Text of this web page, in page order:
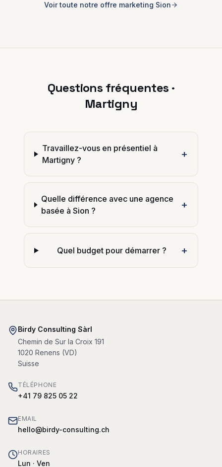
Voir toute notre offre marketing Sion
Questions fréquentes ·
Martigny
Travaillez-vous en présentiel à
Martigny ?
+
Quelle différence avec une agence
basée à Sion ?
+
Quel budget pour démarrer ? +
Birdy Consulting Sàrl
Chemin de Sur la Croix 191
1020 Renens (VD)
Suisse
TÉLÉPHONE
+41 79 825 05 22
EMAIL
hello@birdy-consulting.ch
HORAIRES
Lun · Ven